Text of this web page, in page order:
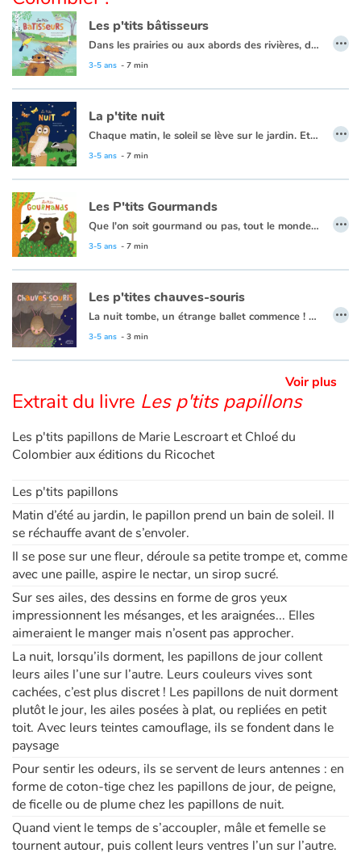
Apprendre les langues
Dyslexie, troubles de la lecture
Nos listes de lecture
Les plus lus
Coups de coeur
Les p'tits bâtisseurs
Dans les prairies ou aux abords des rivières, dans les arbres ou sous terre, les animaux font leur nid. La taupe est gourmande, alors elle remplit son garde-manger de vers de terre pour assouvir ses fringales à tout moment. Le blaireau, lui, creuse une nouvelle sortie pour accéder à sa ribambelle de toilettes extérieures. Hors de question de souiller son terrier ! Quant à l'incroyable castor, il étanchéifie sa hutte avec des branches de bouleau qu'il a rongées plus tôt dans la matinée. Que ce soit pour se protéger du danger ou pour préparer un précieux cocon et accueillir leurs petits, les animaux sont d'incroyables architectes!
3-5 ans - 7 min
…
La p'tite nuit
Chaque matin, le soleil se lève sur le jardin. Et chaque soir, il disparaît de l’autre côté. Certains animaux vont se coucher, d’autres se réveillent dès l’arrivée de l’obscurité. Pour Dame ver luisant, c’est l’heure d’illuminer son ventre et d’attirer Monsieur. Pour la chouette, le sanglier, le hérisson ou encore la chauve-souris, le noir est propice à la chasse…
3-5 ans - 7 min
…
Les P'tits Gourmands
Que l'on soit gourmand ou pas, tout le monde a besoin de se nourrir. Et nous avons chacun nos préférences, chez les animaux c'est pareil !
3-5 ans - 7 min
…
Les p'tites chauves-souris
La nuit tombe, un étrange ballet commence ! Les chauves-souris quittent leur refuge, elles vont virvolter sans bruit à la recherche de leurs mets préférés.
3-5 ans - 3 min
…
Voir plus
Extrait du livre Les p'tits papillons
Les p'tits papillons de Marie Lescroart et Chloé du
Colombier aux éditions du Ricochet
Les p'tits papillons
Matin d’été au jardin, le papillon prend un bain de soleil. Il
se réchauffe avant de s’envoler.
Il se pose sur une fleur, déroule sa petite trompe et, comme
avec une paille, aspire le nectar, un sirop sucré.
Sur ses ailes, des dessins en forme de gros yeux
impressionnent les mésanges, et les araignées... Elles
aimeraient le manger mais n’osent pas approcher.
La nuit, lorsqu’ils dorment, les papillons de jour collent
leurs ailes l’une sur l’autre. Leurs couleurs vives sont
cachées, c’est plus discret ! Les papillons de nuit dorment
plutôt le jour, les ailes posées à plat, ou repliées en petit
toit. Avec leurs teintes camouflage, ils se fondent dans le
paysage
Pour sentir les odeurs, ils se servent de leurs antennes : en
forme de coton-tige chez les papillons de jour, de peigne,
de ficelle ou de plume chez les papillons de nuit.
Quand vient le temps de s’accoupler, mâle et femelle se
tournent autour, puis collent leurs ventres l’un sur l’autre.